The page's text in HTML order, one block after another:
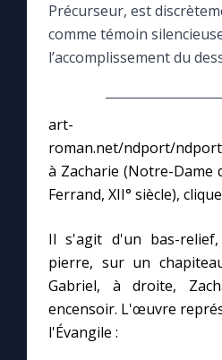
Le magazine
Questions-réponses
Prier au quotidien
Avec Thérèse de Lisieux
L'Évangile chaque jour
Les premiers samedis du
Précurseur, est
comme témoin
l’accomplissement du
art-
roman.net/ndport/
à Zacharie (Notre-Dame
Ferrand, XII° siècle),
Il s'agit d'un bas-
pierre, sur un
Gabriel, à droite,
encensoir. L'œuvre
l'Évangile :